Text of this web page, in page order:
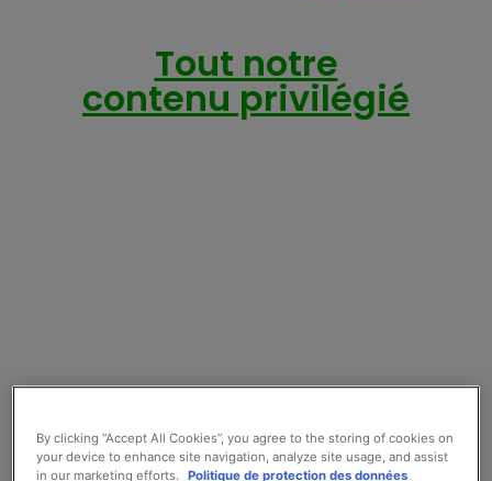
Tout notre
contenu privilégié
By clicking “Accept All Cookies”, you agree to the storing of cookies on
your device to enhance site navigation, analyze site usage, and assist
in our marketing efforts.
Politique de protection des données